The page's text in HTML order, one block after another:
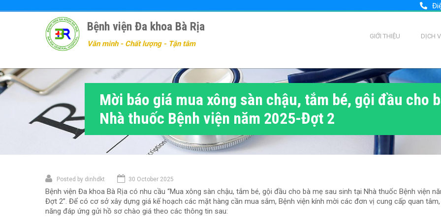
đến
Bệnh viện Đa khoa Bà Rịa
Văn minh - Chất lượng - Tận tâm
GIỚI THIỆU DỊCH
Mời báo giá mua xông sàn chậu, tắm bé, gội đầu cho
Nhà thuốc Bệnh viện năm 2025-Đợt 2
Posted by dinhdkt 30 October 2025
Bệnh viện Đa khoa Bà Rịa có nhu cầu “Mua xông sàn chậu, tắm bé, gội đầu cho bà mẹ sau sinh tại Nhà thuốc Bệnh viện
Đợt 2”. Để có cơ sở xây dựng giá kế hoạch các mặt hàng cần mua sắm, Bệnh viện kính mời các đơn vị cung cấp quan
năng đáp ứng gửi hồ sơ chào giá theo các thông tin sau: